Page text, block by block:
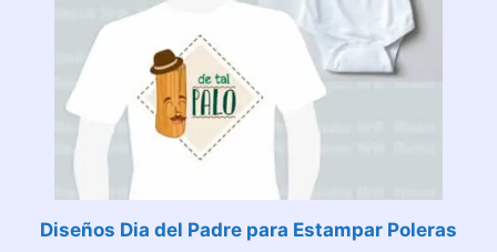
Diseños Dia del Padre para Estampar Poleras